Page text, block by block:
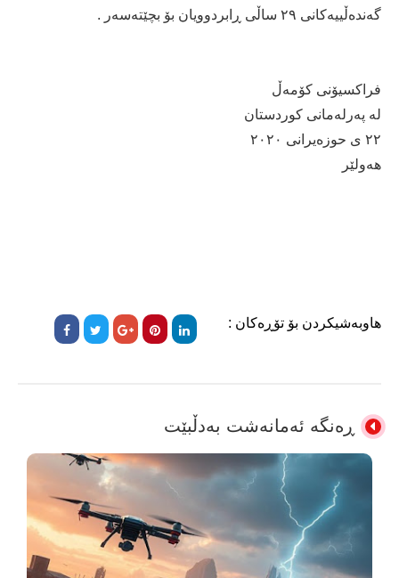
گەندەڵییەکانی ٢٩ ساڵی ڕابردوویان بۆ بچێتەسەر .
فراکسیۆنی کۆمەڵ
لە پەرلەمانی کوردستان
٢٢ ی حوزەیرانی ٢٠٢٠
هەولێر
هاوبەشیکردن بۆ تۆڕەکان :
ڕەنگە ئەمانەشت بەدڵبێت